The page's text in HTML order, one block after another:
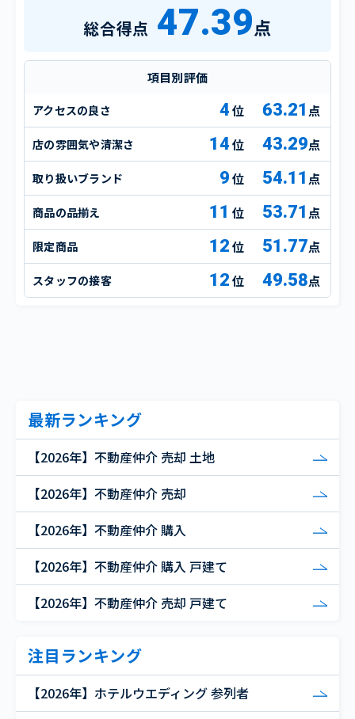
総合得点 47.39点
項目別評価
アクセスの良さ 4 63.21 点
店の雰囲気や清潔さ 14 43.29点
取り扱いブランド 9 54.11 点
商品の品揃え 11 53.71 点
限定商品 12 51.77点
スタッフの接客 12 49.58点
最新ランキング
【2026年】不動産仲介 売却 土地
【2026年】不動産仲介 売却
【2026年】不動産仲介 購入
【2026年】不動産仲介 購入 戸建て
【2026年】不動産仲介 売却 戸建て
注目ランキング
【2026年】ホテルウエディング 参列者